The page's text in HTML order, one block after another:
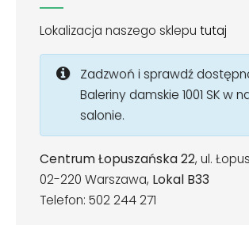
Lokalizacja naszego sklepu tutaj
Zadzwoń i sprawdź
Baleriny damskie 1001 SK w
salonie.
Centrum Łopuszańska 22, ul.
02-220 Warszawa, Lokal B33
Telefon: 502 244 271